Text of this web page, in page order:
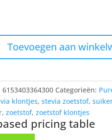
Toevoegen aan
6153403364300 Categorieën:
klontjes, stevia zoetstof,
, zoetstof, zoetstof klontjes
pricing table